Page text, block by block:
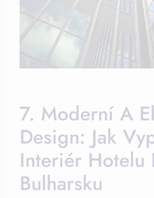
7. Moderní A
Design: Jak
Interiér Hotelu
Bulharsku